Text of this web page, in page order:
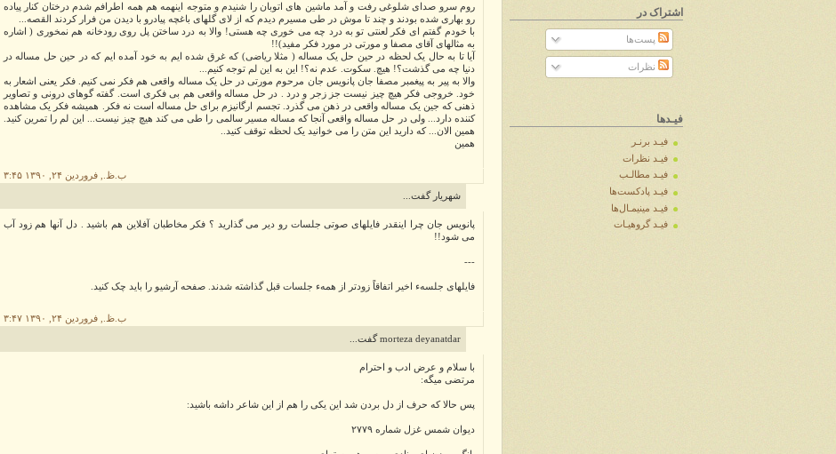
روم سرو صدای شلوغی رفت و آمد ماشین های اتوبان را شنیدم و متوجه اینهمه هم همه اطرافم شدم درختان کنار پیاده
رو بهاری شده بودند و چند تا موش در طی مسیرم دیدم که از لای گلهای باغچه پیادرو با دیدن من فرار کردند القصه...
با خودم گفتم ای فکر لعنتی تو به درد چه می خوری چه هستی! والا به درد ساختن پل روی رودخانه هم نمخوری ( اشاره
به مثالهای آقای مصفا و مورتی در مورد فکر مفید)!!
آیا تا به حال یک لحظه در حین حل یک مساله ( مثلا ریاضی) که غرق شده ایم به خود آمده ایم که در حین حل مساله در
دنیا چه می گذشت؟! هیچ. سکوت. عدم نه؟! این به این لم توجه کنیم...
والا به پیر به پیغمبر مصفا جان پانویس جان مرحوم مورتی در حل یک مساله واقعی هم فکر نمی کنیم. فکر یعنی اشعار به
خود. خروجی فکر هیچ چیز نیست جز زجر و درد . در حل مساله واقعی هم بی فکری است. گفته گوهای درونی و تصاویر
ذهنی که جین یک مساله واقعی در ذهن می گذرد. تجسم ارگانیزم برای حل مساله است نه فکر. همیشه فکر یک مشاهده
کننده دارد... ولی در حل مساله واقعی آنجا که مساله مسیر سالمی را طی می کند هیچ چیز نیست... این لم را تمرین کنید.
همین الان... که دارید این متن را می خوانید یک لحظه توقف کنید..
همین
۳:۴۵ ب.ظ., فروردین ۲۴, ۱۳۹۰
شهریار گفت...
پانویس جان چرا اینقدر فایلهای صوتی جلسات رو دیر می گذارید ؟ فکر مخاطبان آفلاین هم باشید . دل آنها هم زود آب
می شود!!
---
فایلهای جلسهء اخیر اتفاقاً زودتر از همهء جلسات قبل گذاشته شدند. صفحه آرشیو را باید چک کنید.
۳:۴۷ ب.ظ., فروردین ۲۴, ۱۳۹۰
morteza deyanatdar گفت...
با سلام و عرض ادب و احترام
مرتضی میگه:
پس حالا که حرف از دل بردن شد این یکی را هم از این شاعر داشه باشید:
دیوان شمس غزل شماره ۲۷۷۹
اشتراک در
پست‌ها
نظرات
فیـدها
فیـد برنـر
فیـد نظرات
فیـد مطالـب
فیـد پادکست‌ها
فیـد مینیمـال‌ها
فیـد گروهیـات